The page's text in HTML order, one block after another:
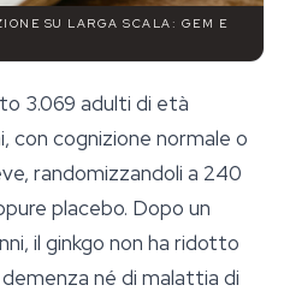
SU LARGA SCALA: GEM E
3.069 adulti di età
con cognizione normale o
randomizzandoli a 240
placebo. Dopo un
il ginkgo non ha ridotto
né di malattia di